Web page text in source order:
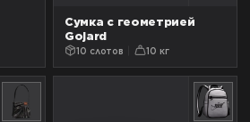
Сумка с геометрией
Gojard
10 слотов 10 кг